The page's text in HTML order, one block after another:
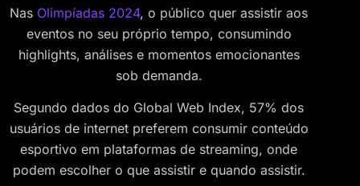
Nas Olimpíadas 2024, o público quer assistir aos
eventos no seu próprio tempo, consumindo
highlights, análises e momentos emocionantes
sob demanda.
Segundo dados do Global Web Index, 57% dos
usuários de internet preferem consumir conteúdo
esportivo em plataformas de streaming, onde
podem escolher o que assistir e quando assistir.